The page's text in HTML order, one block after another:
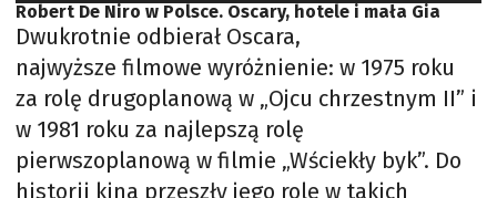
Robert De Niro w Polsce. Oscary, hotele i mała Gia
Dwukrotnie odbierał Oscara,
najwyższe filmowe wyróżnienie: w 1975 roku
za rolę drugoplanową w „Ojcu chrzestnym II” i
w 1981 roku za najlepszą rolę
pierwszoplanową w filmie „Wściekły byk”. Do
historii kina przeszły jego role w takich